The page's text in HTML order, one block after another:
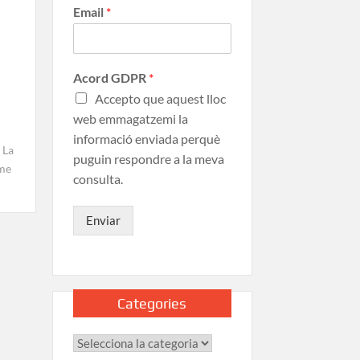
La
Email *
Acord GDPR *
Accepto que aquest lloc
web emmagatzemi la
informació enviada perquè
puguin respondre a la meva
consulta.
Enviar
Categories